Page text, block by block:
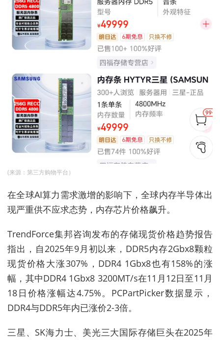
(来源：第三方购物平台）
在全球AI算力需求激增的影响下，全球内存半导体出
现严重供不应求态势，内存芯片价格飙升。
TrendForce集邦咨询发布的存储现货价格趋势报告
指出，自2025年9月初以来，DDR5内存2Gbx8颗粒
现货价格大涨307%，DDR4 1Gbx8也有158%的涨
幅，其中DDR4 1Gbx8 3200MT/s在11月12日至11月
18日价格涨幅达4.75%。 PCPartPicker数据显示，
DDR4与DDR5年内已涨价2-3倍。
三星、SK海力士、美光三大国际存储巨头在2025年